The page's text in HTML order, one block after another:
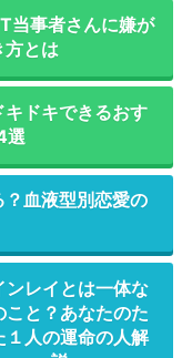
当事者さんに嫌が
方とは
ドキできるおす
選
血液型別恋愛の
ンレイとは一体な
こと？あなたのた
１人の運命の人解